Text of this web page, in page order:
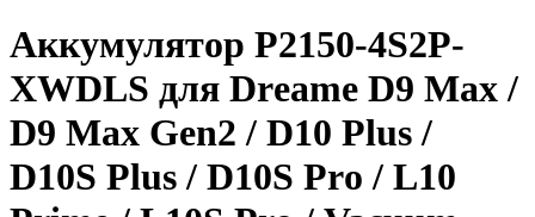
Аккумулятор P2150-4S2P-
XWDLS для Drеаmе D9 Мах /
D9 Max Gen2 / D10 Рlus /
D10S Рlus / D10S Рrо / L10